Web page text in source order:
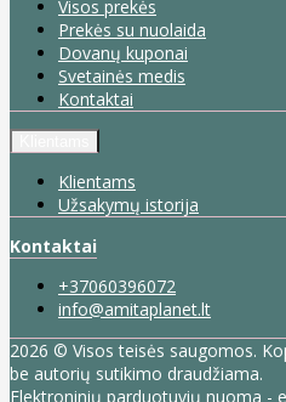
Visos prekės
Prekės su nuolaida
Dovanų kuponai
Svetainės medis
Kontaktai
Klientams
Užsakymų istorija
Kontaktai
+37060396072
info@amitaplanet.lt
2026 © Visos teisės saugomos.
be autorių sutikimo draudžiama.
Elektroninių parduotuvių nuoma -